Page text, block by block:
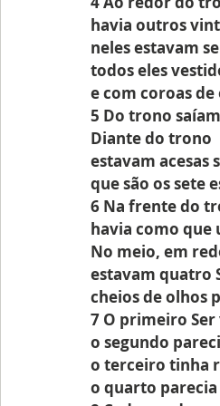
havia outros
neles estavam
todos eles
e com coroas de
5 Do trono
Diante do trono
estavam acesas
que são os sete
6 Na frente do
havia como
No meio, em
estavam quatro
cheios de olhos
7 O primeiro
o segundo
o terceiro tinha
o quarto